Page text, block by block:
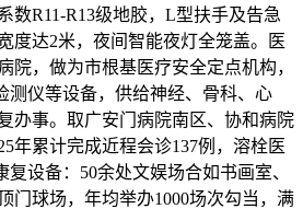
数R11-R13级地胶，L型扶手及告急
度达2米，夜间智能夜灯全笼盖。医
院，做为市根基医疗安全定点机构，
测仪等设备，供给神经、骨科、心
办事。取广安门病院南区、协和病院
年累计完成近程会诊137例，溶栓医
复设备：50余处文娱场合如书画室、
门球场，年均举办1000场次勾当，满